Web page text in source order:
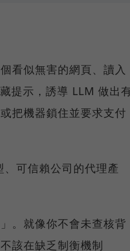
看似無害的網頁、讀入
提示，誘導 LLM 做出
把機器鎖住並要求支付
可信賴公司的代理產
。就像你不會未查核背
該在缺乏制衡機制